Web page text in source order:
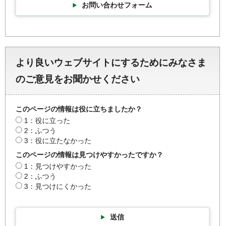
お問い合わせフォーム
より良いウェブサイトにするためにみなさま
のご意見をお聞かせください
このページの情報は役に立ちましたか？
1：役に立った
2：ふつう
3：役に立たなかった
このページの情報は見つけやすかったですか？
1：見つけやすかった
2：ふつう
3：見つけにくかった
送信